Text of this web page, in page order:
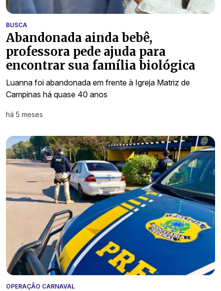
BUSCA
Abandonada ainda bebê,
professora pede ajuda para
encontrar sua família biológica
Luanna foi abandonada em frente à Igreja Matriz de
Campinas há quase 40 anos
há 5 meses
OPERAÇÃO CARNAVAL